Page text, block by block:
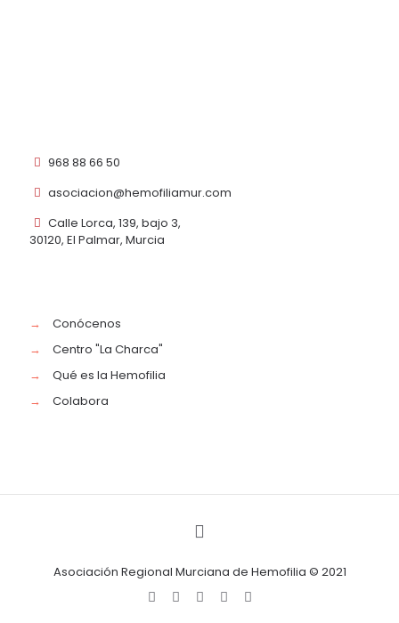
968 88 66 50
asociacion@hemofiliamur.com
Calle Lorca, 139, bajo 3,
30120, El Palmar, Murcia
→
Conócenos
→
Centro "La Charca"
→
Qué es la Hemofilia
→
Colabora
Asociación Regional Murciana de Hemofilia © 2021